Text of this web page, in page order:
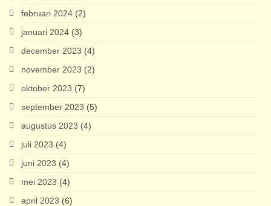
februari 2024 (2)
januari 2024 (3)
december 2023 (4)
november 2023 (2)
oktober 2023 (7)
september 2023 (5)
augustus 2023 (4)
juli 2023 (4)
juni 2023 (4)
mei 2023 (4)
april 2023 (6)